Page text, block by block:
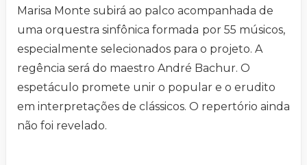
Marisa Monte subirá ao palco acompanhada de
uma orquestra sinfônica formada por 55 músicos,
especialmente selecionados para o projeto. A
regência será do maestro André Bachur. O
espetáculo promete unir o popular e o erudito
em interpretações de clássicos. O repertório ainda
não foi revelado.